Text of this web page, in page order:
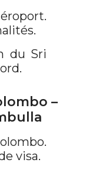
du Sri
–
visa.